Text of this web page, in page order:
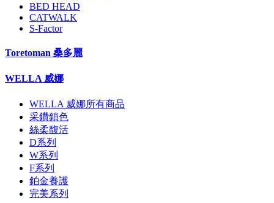
BED HEAD
CATWALK
S-Factor
Toretoman 桑多麗
WELLA 威娜
WELLA 威娜所有商品
采鑽鎖色
絲柔馥活
D系列
W系列
F系列
鉑金養護
完美系列